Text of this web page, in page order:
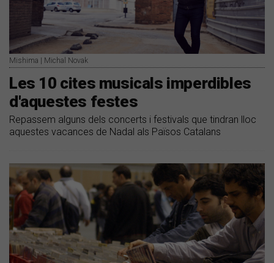
Mishima | Michal Novak
Les 10 cites musicals imperdibles
d'aquestes festes
Repassem alguns dels concerts i festivals que tindran lloc
aquestes vacances de Nadal als Països Catalans